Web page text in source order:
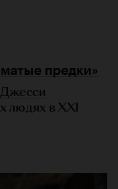
предки»
Джесси
людях в XXI